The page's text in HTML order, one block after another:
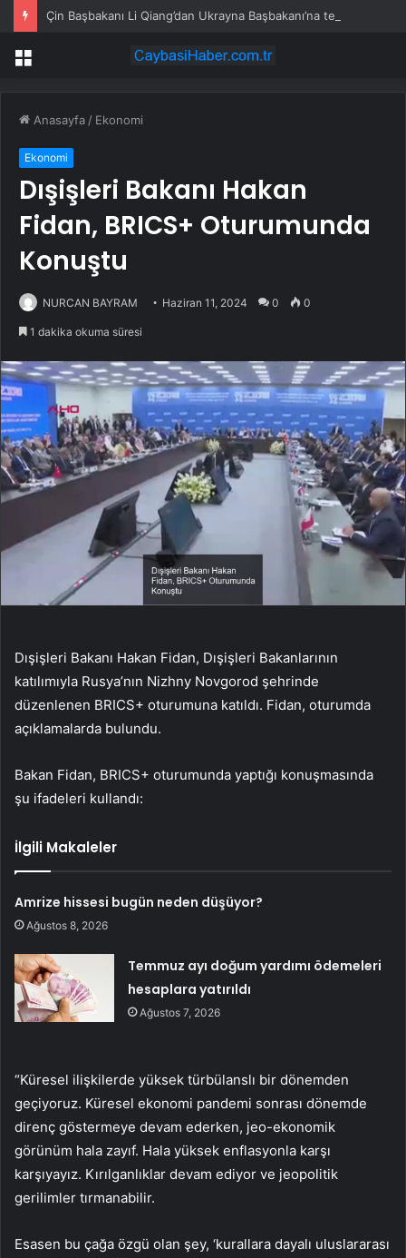
Menü
Anasayfa / Ekonomi
Ekonomi
Dışişleri Bakanı Hakan
Fidan, BRICS+ Oturumunda
Konuştu
NURCAN BAYRAM Haziran 11, 2024 0 0
1 dakika okuma süresi
Dışişleri Bakanı Hakan Fidan, Dışişleri Bakanlarının
katılımıyla Rusya’nın Nizhny Novgorod şehrinde
düzenlenen BRICS+ oturumuna katıldı. Fidan, oturumda
açıklamalarda bulundu.
Bakan Fidan, BRICS+ oturumunda yaptığı konuşmasında
şu ifadeleri kullandı:
İlgili Makaleler
Amrize hissesi bugün neden düşüyor?
Ağustos 8, 2026
Temmuz ayı doğum yardımı ödemeleri
hesaplara yatırıldı
Ağustos 7, 2026
“Küresel ilişkilerde yüksek türbülanslı bir dönemden
geçiyoruz. Küresel ekonomi pandemi sonrası dönemde
direnç göstermeye devam ederken, jeo-ekonomik
görünüm hala zayıf. Hala yüksek enflasyonla karşı
karşıyayız. Kırılganlıklar devam ediyor ve jeopolitik
gerilimler tırmanabilir.
Esasen bu çağa özgü olan şey, ‘kurallara dayalı uluslararası